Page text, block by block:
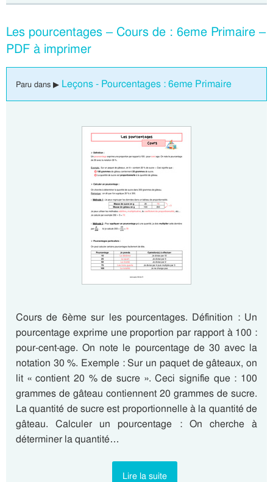
Les pourcentages – Cours de : 6eme Primaire –
PDF à imprimer
Paru dans ▶ Leçons - Pourcentages : 6eme Primaire
Cours de 6ème sur les pourcentages. Définition : Un
pourcentage exprime une proportion par rapport à 100 :
pour-cent-age. On note le pourcentage de 30 avec la
notation 30 %. Exemple : Sur un paquet de gâteaux, on
lit « contient 20 % de sucre ». Ceci signifie que : 100
grammes de gâteau contiennent 20 grammes de sucre.
La quantité de sucre est proportionnelle à la quantité de
gâteau. Calculer un pourcentage : On cherche à
déterminer la quantité…
Lire la suite